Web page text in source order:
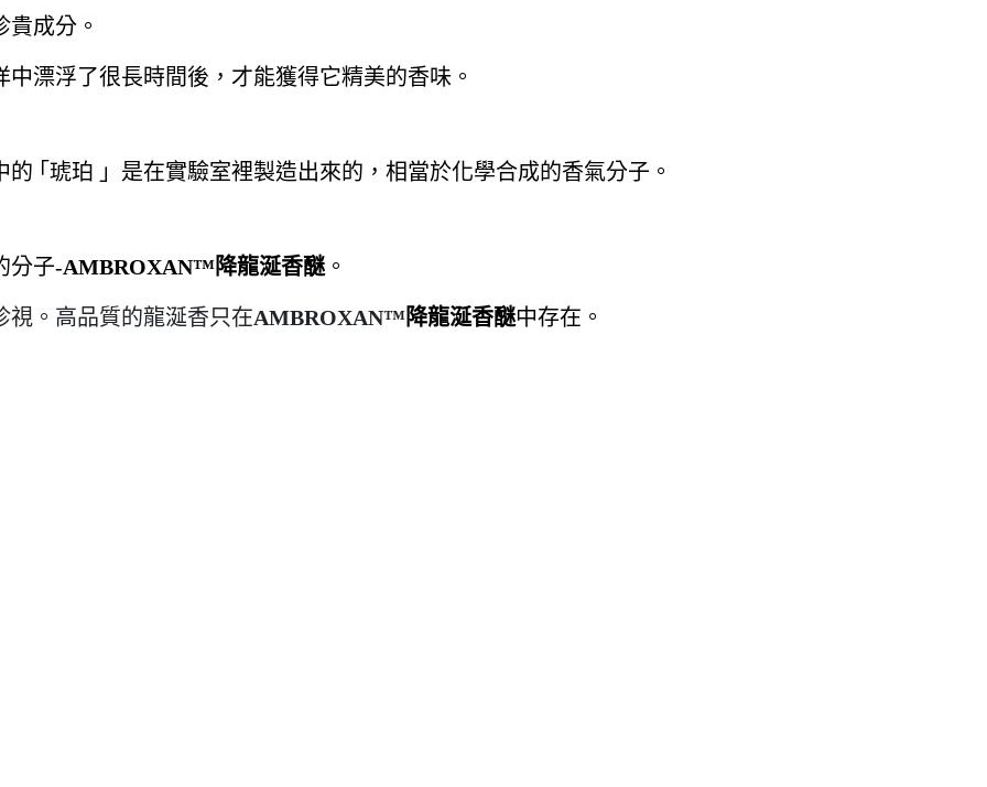
成分。
漂浮了很長時間後，才能獲得它精美的香味。
｢琥珀 」是在實驗室裡製造出來的，相當於化學合成的香氣分子。
分子-AMBROXAN™降龍涎香醚 。
視。高品質的龍涎香只在AMBROXAN™降龍涎香醚中存在。